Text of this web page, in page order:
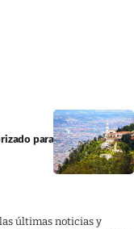
para esta Semana
últimas noticias y